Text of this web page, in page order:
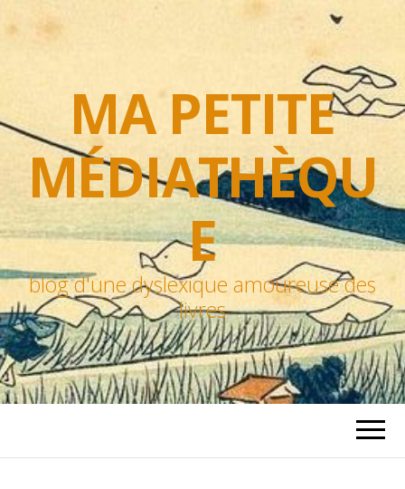
MA PETITE
MÉDIATHÈQU
E
blog d'une dyslexique amoureuse des
livres